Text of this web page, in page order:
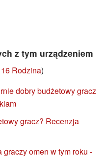
z tym urządzeniem
Rodzina)
dobry budżetowy gracz
gracz? Recenzja
graczy omen w tym roku -